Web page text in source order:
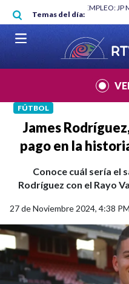
Pasar al contenido principal
Temas del día:
"HABLAR NO ES UN
FÚTBOL
James
pago en la
Conoce cuál sería el
Rodríguez con el Rayo
27 de Noviembre 2024, 4:38 PM